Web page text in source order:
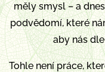
měly smysl – a
podvědomí, které
aby nás
Tohle není práce,